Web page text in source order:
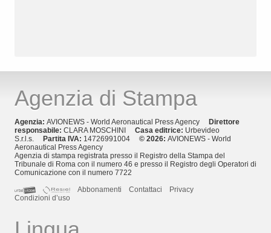
Agenzia di Stampa
Agenzia: AVIONEWS - World Aeronautical Press Agency Direttore
responsabile: CLARA MOSCHINI Casa editrice: Urbevideo
S.r.l.s. Partita IVA: 14726991004 © 2026: AVIONEWS - World
Aeronautical Press Agency
Agenzia di stampa registrata presso il Registro della Stampa del
Tribunale di Roma con il numero 46 e presso il Registro degli Operatori di
Comunicazione con il numero 7722
Abbonamenti
Contattaci
Privacy
Condizioni d’uso